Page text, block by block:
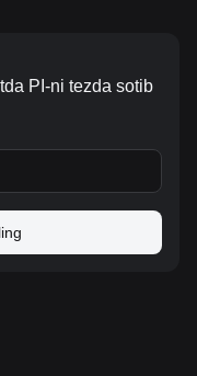
PI-ni tezda sotib